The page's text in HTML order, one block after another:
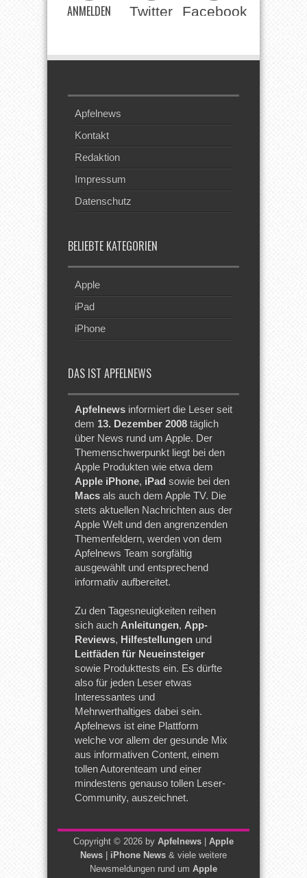
ANMELDEN Twitter Facebook
Apfelnews
Kontakt
Redaktion
Impressum
Datenschutz
BELIEBTE KATEGORIEN
Apple
iPad
iPhone
DAS IST APFELNEWS
Apfelnews informiert die Leser seit
dem 13. Dezember 2008 täglich
über News rund um Apple. Der
Themenschwerpunkt liegt bei den
Apple Produkten wie etwa dem
Apple iPhone, iPad sowie bei den
Macs als auch dem Apple TV. Die
stets aktuellen Nachrichten aus der
Apple Welt und den angrenzenden
Themenfeldern, werden von dem
Apfelnews Team sorgfältig
ausgewählt und entsprechend
informativ aufbereitet.
Zu den Tagesneuigkeiten reihen
sich auch Anleitungen, App-
Reviews, Hilfestellungen und
Leitfäden für Neueinsteiger
sowie Produkttests ein. Es dürfte
also für jeden Leser etwas
Interessantes und
Mehrwerthaltiges dabei sein.
Apfelnews ist eine Plattform
welche vor allem der gesunde Mix
aus informativen Content, einem
tollen Autorenteam und einer
mindestens genauso tollen Leser-
Community, auszeichnet.
Copyright © 2026 by Apfelnews
Apple
News
iPhone News & viele weitere
Newsmeldungen rund um Apple